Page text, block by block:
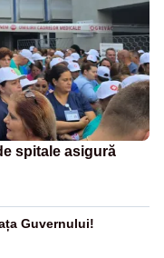
spitale asigură
Guvernului!